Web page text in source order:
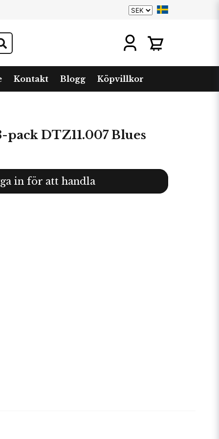
Kontakt Blogg Köpvillkor
DTZ11.007 Blues
in för att handla